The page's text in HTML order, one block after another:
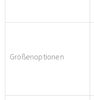
Größenoptionen